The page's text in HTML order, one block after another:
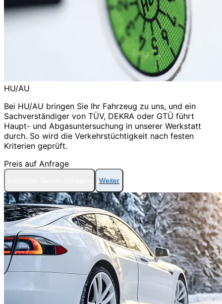
HU/AU
Bei HU/AU bringen Sie Ihr Fahrzeug zu uns, und ein
Sachverständiger von TÜV, DEKRA oder GTÜ führt
Haupt- und Abgasuntersuchung in unserer Werkstatt
durch. So wird die Verkehrstüchtigkeit nach festen
Kriterien geprüft.
Preis auf Anfrage
Weiter